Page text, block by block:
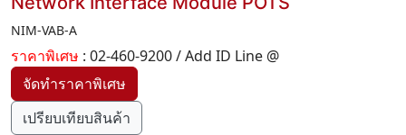
NIM-VAB-A
ราคาพิเศษ : 02-460-9200 / Add ID Line @
เปรียบเทียบสินค้า